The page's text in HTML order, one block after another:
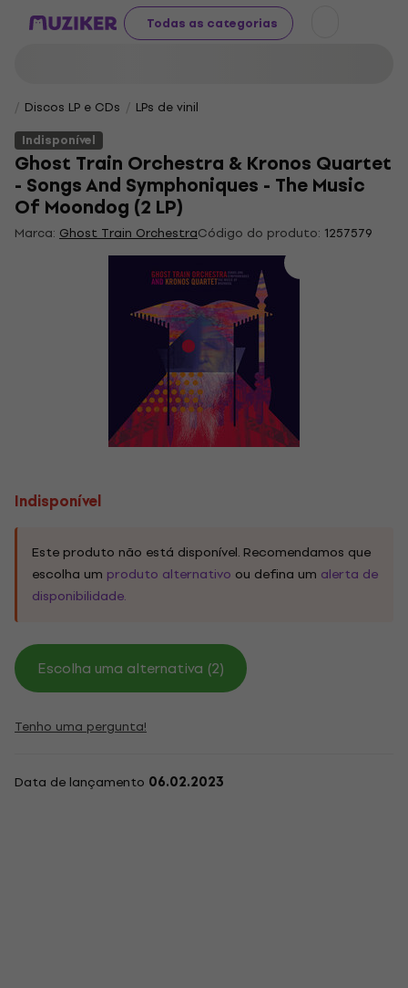
Todas as categorias
Discos LP e CDs
LPs de vinil
Indisponível
Ghost Train Orchestra & Kronos Quartet
- Songs And Symphoniques - The Music
Of Moondog (2 LP)
Marca: Ghost Train OrchestraCódigo do produto: 1257579
Indisponível
Este produto não está disponível. Recomendamos que
escolha um produto alternativo ou defina um alerta de
disponibilidade.
Escolha uma alternativa (2)
Tenho uma pergunta!
Data de lançamento 06.02.2023